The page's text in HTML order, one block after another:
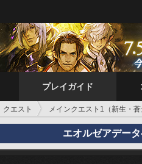
プレイガイド
クエスト メインクエスト1（新生・
エオルゼアデー